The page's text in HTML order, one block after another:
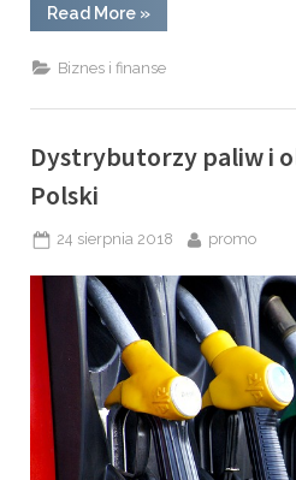
Read More“Pozyskiwanie
ropy
–
przeznaczenie
»
Biznes i finanse
Dystrybutorzy paliw i
Polski
Posted
24 sierpnia 2018 By
promo